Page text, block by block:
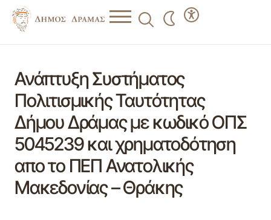
Ανάπτυξη Συστήματος
Πολιτισμικής Ταυτότητας
Δήμου Δράμας με κωδικό ΟΠΣ
5045239 και χρηματοδότηση
απο το ΠΕΠ Ανατολικής
Μακεδονίας – Θράκης